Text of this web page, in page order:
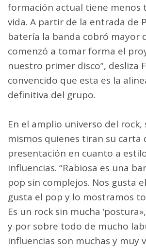
formación actual tiene menos
vida. A partir de la entrada de
batería la banda cobró mayor
comenzó a tomar forma el
nuestro primer disco”, desliza
convencido que esta es la
definitiva del grupo.
En el amplio universo del rock,
mismos quienes tiran su carta
presentación en cuanto a
influencias. “Rabiosa es una
pop sin complejos. Nos gusta
gusta el pop y lo mostramos
Es un rock sin mucha
y por sobre todo de mucho
influencias son muchas y muy